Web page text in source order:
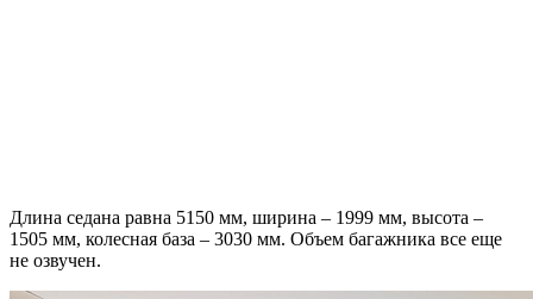
Длина седана равна 5150 мм, ширина – 1999 мм, высота –
1505 мм, колесная база – 3030 мм. Объем багажника все еще
не озвучен.